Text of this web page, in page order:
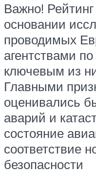
Важно!
основании
проводимых
агентствами
ключевым из
Главными
оценивались
аварий и
состояние
соответствие
безопасности